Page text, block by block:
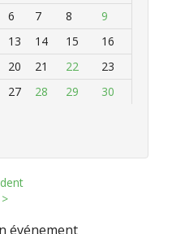
6 7 8
9
13 14 15
16
20 21 22
23
27 28 29
30
événement